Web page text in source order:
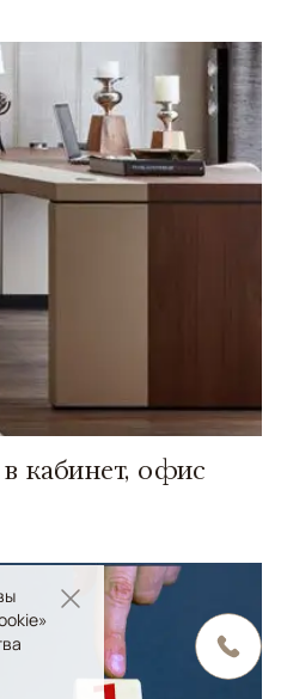
кабинет, офис